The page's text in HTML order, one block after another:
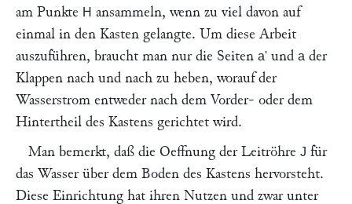
am Punkte H ansammeln, wenn zu viel davon auf
einmal in den Kasten gelangte. Um diese Arbeit
auszuführen, braucht man nur die Seiten a' und a der
Klappen nach und nach zu heben, worauf der
Wasserstrom entweder nach dem Vorder- oder dem
Hintertheil des Kastens gerichtet wird.
Man bemerkt, daß die Oeffnung der Leitröhre J für
das Wasser über dem Boden des Kastens hervorsteht.
Diese Einrichtung hat ihren Nutzen und zwar unter